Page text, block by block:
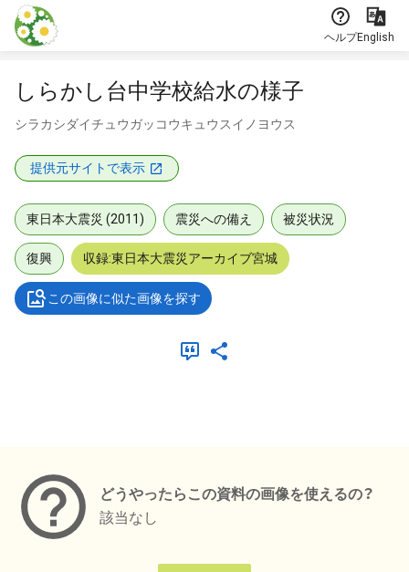
本文に飛ぶ
ヘルプEnglish
しらかし台中学校給水の様子
シラカシダイチュウガッコウキュウスイノヨウス
提供元サイトで表示
東日本大震災 (2011) 震災への備え 被災状況
復興 収録:東日本大震災アーカイブ宮城
この画像に似た画像を探す
どうやったらこの資料の画像を使えるの？
該当なし